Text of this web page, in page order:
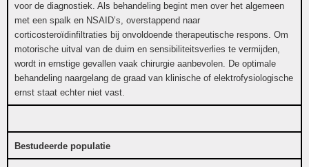
voor de diagnostiek. Als behandeling begint men over het algemeen
met een spalk en NSAID’s, overstappend naar
corticosteroïdinfiltraties bij onvoldoende therapeutische respons. Om
motorische uitval van de duim en sensibiliteitsverlies te vermijden,
wordt in ernstige gevallen vaak chirurgie aanbevolen. De optimale
behandeling naargelang de graad van klinische of elektrofysiologische
ernst staat echter niet vast.
Bestudeerde populatie